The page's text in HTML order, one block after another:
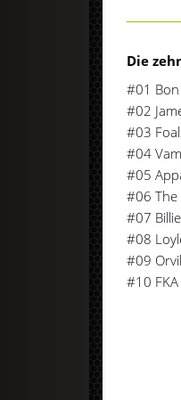
Die
#01 Bon
#02
#03
#04
#05
#06 The
#07
#08
#09
#10